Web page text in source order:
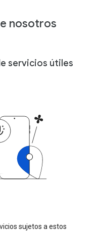
nosotros
servicios útiles
sujetos a estos